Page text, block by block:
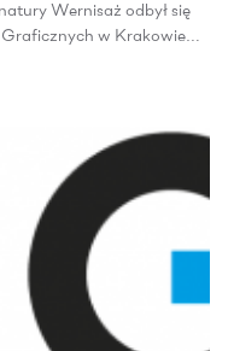
Wernisaż odbył się
w Krakowie…